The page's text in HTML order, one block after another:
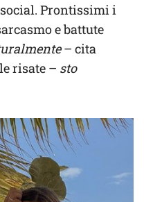
Prontissimi i
e battute
– cita
risate – sto